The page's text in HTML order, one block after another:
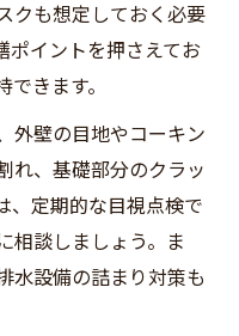
クも想定しておく必要
ポイントを押さえてお
きます。
外壁の目地やコーキン
れ、基礎部分のクラッ
、定期的な目視点検で
相談しましょう。ま
水設備の詰まり対策も